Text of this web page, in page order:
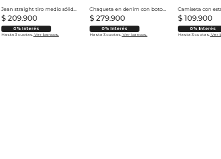
Jean straight tiro medio sólido para hombre
$ 209.900
0% Interés
Hasta 3 cuotas. Ver bancos.
Chaqueta en denim con botones para hombre
$ 279.900
0% Interés
Hasta 3 cuotas. Ver bancos.
$ 109.900
0% Interés
Hasta 3 cuotas. Ver